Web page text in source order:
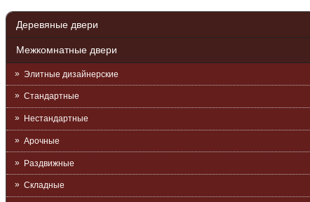
Деревяные двери
Межкомнатные двери
Элитные дизайнерские
Стандартные
Нестандартные
Арочные
Раздвижные
Складные